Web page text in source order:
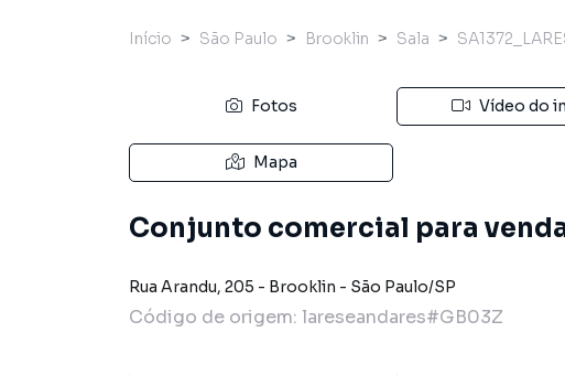
Início São Paulo Brooklin Sala
Fotos Vídeo do
Mapa
Conjunto comercial para
Rua Arandu, 205 - Brooklin - São Paulo/SP
Código de origem: lareseandares#GB03Z